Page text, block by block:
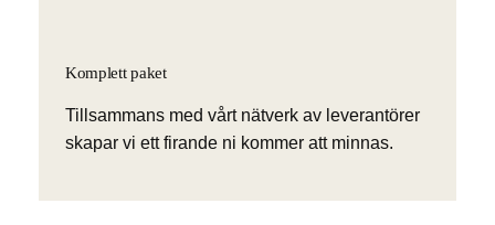
Komplett paket
Tillsammans med vårt nätverk av leverantörer
skapar vi ett firande ni kommer att minnas.